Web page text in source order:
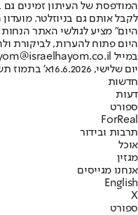
המודפסת של העיתון זמינים
לקבל אותם גם בניוזלטר.
היום" מציע לגולשי האתר
היום פתוח להערות, לביקורת
במייל hayom@israelhayom.co.il.
יום שלישי, 16.6.2026
א' בתמוז
חדשות
דעות
ספורט
ForReal
תרבות ובידור
אוכל
מגזין
אנחנו מגייסים
English
X
ספורט